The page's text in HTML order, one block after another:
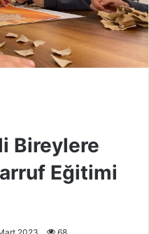
Bireylere
Eğitimi